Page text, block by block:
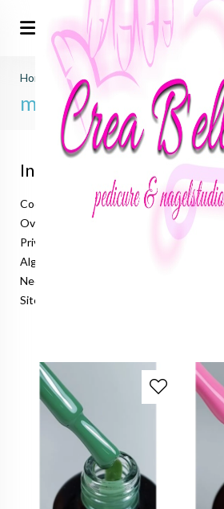
Home mega sale
mega sale
Informatie
Cookieverklaring
Over ons
Privacyverklaring
Algemene voorwaarden
Neem contact op
Sitemap